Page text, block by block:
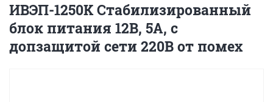
ИВЭП-1250K Стабилизированный
блок питания 12В, 5А, с
допзащитой сети 220В от помех